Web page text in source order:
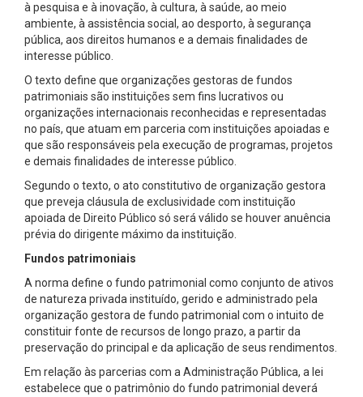
à pesquisa e à inovação, à cultura, à saúde, ao meio
ambiente, à assistência social, ao desporto, à segurança
pública, aos direitos humanos e a demais finalidades de
interesse público.
O texto define que organizações gestoras de fundos
patrimoniais são instituições sem fins lucrativos ou
organizações internacionais reconhecidas e representadas
no país, que atuam em parceria com instituições apoiadas e
que são responsáveis pela execução de programas, projetos
e demais finalidades de interesse público.
Segundo o texto, o ato constitutivo de organização gestora
que preveja cláusula de exclusividade com instituição
apoiada de Direito Público só será válido se houver anuência
prévia do dirigente máximo da instituição.
Fundos patrimoniais
A norma define o fundo patrimonial como conjunto de ativos
de natureza privada instituído, gerido e administrado pela
organização gestora de fundo patrimonial com o intuito de
constituir fonte de recursos de longo prazo, a partir da
preservação do principal e da aplicação de seus rendimentos.
Em relação às parcerias com a Administração Pública, a lei
estabelece que o patrimônio do fundo patrimonial deverá